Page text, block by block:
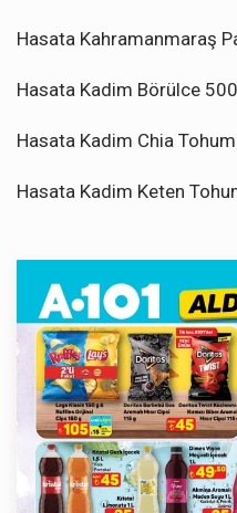
Hasata Kahramanmaraş
Hasata Kadim Börülce
Hasata Kadim Chia
Hasata Kadim Keten